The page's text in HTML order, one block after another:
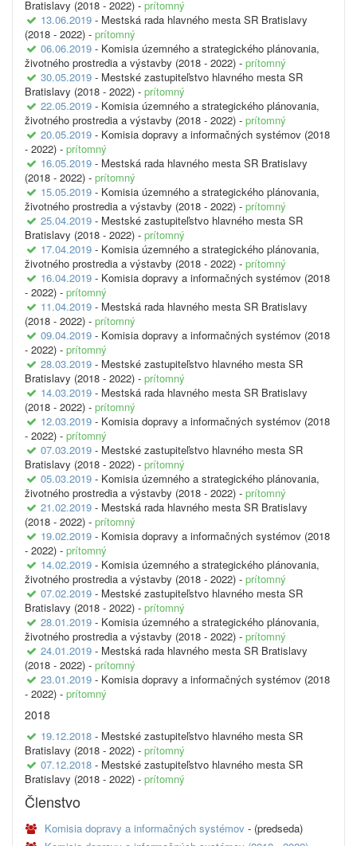
Bratislavy (2018 - 2022) - prítomný
13.06.2019 - Mestská rada hlavného mesta SR Bratislavy
(2018 - 2022) - prítomný
06.06.2019 - Komisia územného a strategického plánovania,
životného prostredia a výstavby (2018 - 2022) - prítomný
30.05.2019 - Mestské zastupiteľstvo hlavného mesta SR
Bratislavy (2018 - 2022) - prítomný
22.05.2019 - Komisia územného a strategického plánovania,
životného prostredia a výstavby (2018 - 2022) - prítomný
20.05.2019 - Komisia dopravy a informačných systémov (2018
- 2022) - prítomný
16.05.2019 - Mestská rada hlavného mesta SR Bratislavy
(2018 - 2022) - prítomný
15.05.2019 - Komisia územného a strategického plánovania,
životného prostredia a výstavby (2018 - 2022) - prítomný
25.04.2019 - Mestské zastupiteľstvo hlavného mesta SR
Bratislavy (2018 - 2022) - prítomný
17.04.2019 - Komisia územného a strategického plánovania,
životného prostredia a výstavby (2018 - 2022) - prítomný
16.04.2019 - Komisia dopravy a informačných systémov (2018
- 2022) - prítomný
11.04.2019 - Mestská rada hlavného mesta SR Bratislavy
(2018 - 2022) - prítomný
09.04.2019 - Komisia dopravy a informačných systémov (2018
- 2022) - prítomný
28.03.2019 - Mestské zastupiteľstvo hlavného mesta SR
Bratislavy (2018 - 2022) - prítomný
14.03.2019 - Mestská rada hlavného mesta SR Bratislavy
(2018 - 2022) - prítomný
12.03.2019 - Komisia dopravy a informačných systémov (2018
- 2022) - prítomný
07.03.2019 - Mestské zastupiteľstvo hlavného mesta SR
Bratislavy (2018 - 2022) - prítomný
05.03.2019 - Komisia územného a strategického plánovania,
životného prostredia a výstavby (2018 - 2022) - prítomný
21.02.2019 - Mestská rada hlavného mesta SR Bratislavy
(2018 - 2022) - prítomný
19.02.2019 - Komisia dopravy a informačných systémov (2018
- 2022) - prítomný
14.02.2019 - Komisia územného a strategického plánovania,
životného prostredia a výstavby (2018 - 2022) - prítomný
07.02.2019 - Mestské zastupiteľstvo hlavného mesta SR
Bratislavy (2018 - 2022) - prítomný
28.01.2019 - Komisia územného a strategického plánovania,
životného prostredia a výstavby (2018 - 2022) - prítomný
24.01.2019 - Mestská rada hlavného mesta SR Bratislavy
(2018 - 2022) - prítomný
23.01.2019 - Komisia dopravy a informačných systémov (2018
- 2022) - prítomný
2018
19.12.2018 - Mestské zastupiteľstvo hlavného mesta SR
Bratislavy (2018 - 2022) - prítomný
07.12.2018 - Mestské zastupiteľstvo hlavného mesta SR
Bratislavy (2018 - 2022) - prítomný
Členstvo
Komisia dopravy a informačných systémov - (predseda)